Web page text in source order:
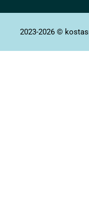
2023-2026 ©